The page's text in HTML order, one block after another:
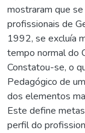
mostraram que
profissionais de
1992, se excluía
tempo normal do
Constatou-se, o
Pedagógico de
dos elementos
Este define
perfil do